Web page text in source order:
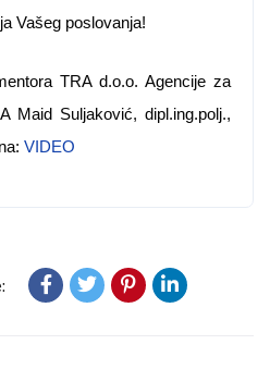
Vašeg poslovanja!
TRA d.o.o. Agencije za
Maid Suljaković, dipl.ing.polj.,
VIDEO